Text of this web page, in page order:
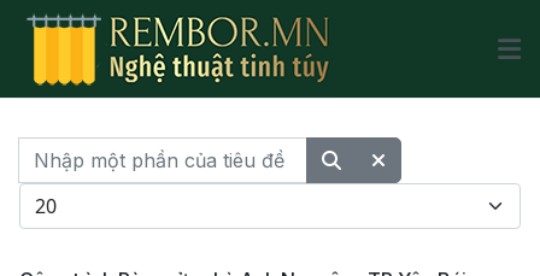
Nhập một phần của tiêu đề
Hiển thị #